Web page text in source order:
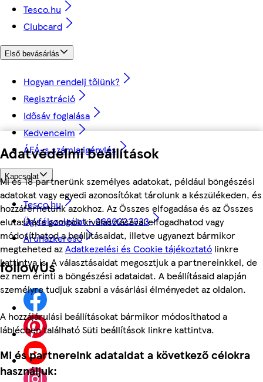
Adatvédelmi beállítások
Mi és 18 partnerünk személyes adatokat, például böngészési
adatokat vagy egyedi azonosítókat tárolunk a készülékeden, és
hozzáférhetünk azokhoz. Az Összes elfogadása és az Összes
elutasítása gombok kiválasztásával elfogadhatod vagy
módosíthatod a beállításaidat, illetve ugyanezt bármikor
megteheted azAdatkezelési és Cookie tájékoztató linkre
kattintva is. A választásaidat megosztjuk a partnereinkkel, de
ez nem érinti a böngészési adataidat. A beállításaid alapján
személyre tudjuk szabni a vásárlási élményedet az oldalon.
A hozzájárulási beállításokat bármikor módosíthatod a
láblécben található Süti beállítások linkre kattintva.
Mi és partnereink adataidat a következő célokra
használjuk:
Tesco.hu
Clubcard
Első bevásárlás
Hogyan rendelj tőlünk?
Regisztráció
Idősáv foglalása
Kedvenceim
ÁFÁ-s számla igénylés
Kapcsolat
Tesco.hu
Ügyfélszolgálat - 0680222333
Áruházkereső
followUs